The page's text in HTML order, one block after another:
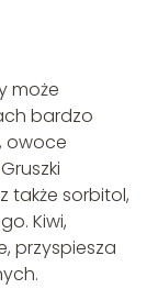
może
bardzo
, owoce
także sorbitol,
Kiwi,
przyspiesza